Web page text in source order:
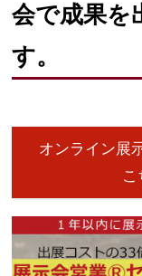
会で成果を
す。
オンライン展
こ